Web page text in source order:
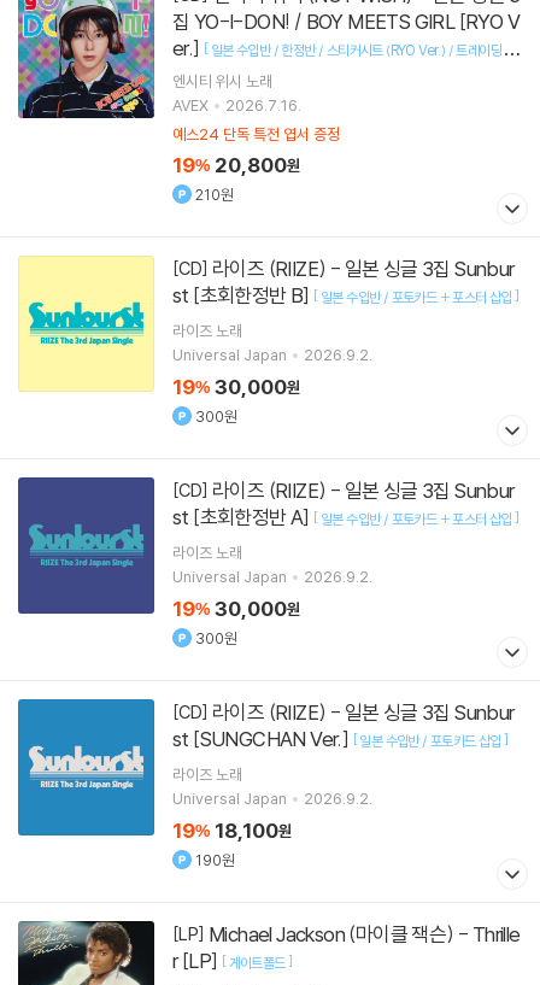
집 YO-I-DON! / BOY MEETS GIRL [RYO V
er.] [ 일본 수입반 / 한정반 / 스티커시트 (RYO Ver.) / 트레이딩 카
드 ]
엔시티 위시 노래
AVEX
2026.7.16.
예스24 단독 특전 엽서 증정
19% 20,800원
210원
[CD]
st [초회한정반 B] [ 일본 수입반 / 포토카드 + 포스터 삽입 ]
라이즈 노래
Universal Japan
2026.9.2.
19% 30,000원
300원
[CD]
st [초회한정반 A] [ 일본 수입반 / 포토카드 + 포스터 삽입 ]
라이즈 노래
Universal Japan
2026.9.2.
19% 30,000원
300원
[CD]
st [SUNGCHAN Ver.] [일본 수입반 / 포토카드 삽입 ]
라이즈 노래
Universal Japan
2026.9.2.
19% 18,100원
190원
[LP]
r [LP] [게이트폴드]